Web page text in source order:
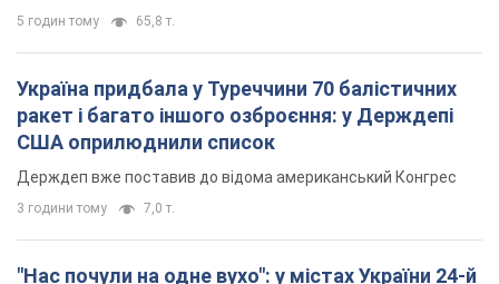
5 годин тому 65,8 т.
Україна придбала у Туреччини 70 балістичних
ракет і багато іншого озброєння: у Держдепі
США оприлюднили список
Держдеп вже поставив до відома американський Конгрес
3 години тому 7,0 т.
"Нас почули на одне вухо": у містах України 24-й